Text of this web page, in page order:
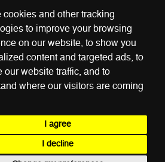
cookies and other tracking
to improve your browsing
on our website, to show you
content and targeted ads, to
our website traffic, and to
where our visitors are coming
I agree
I decline
de Cookie
ANSPDCP
CONTACT
0721 80 05 68
nr. 6, Sect 3, Bucuresti
© LA BERUZI 2026